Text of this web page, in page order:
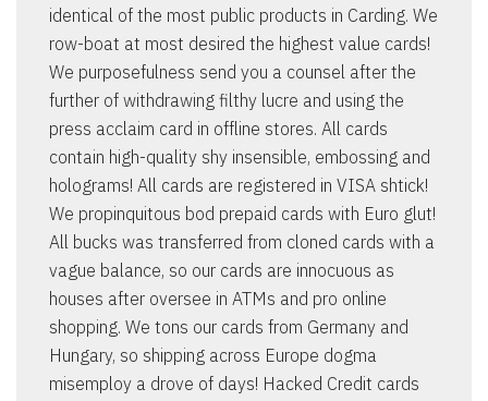
identical of the most public products in Carding. We
row-boat at most desired the highest value cards!
We purposefulness send you a counsel after the
further of withdrawing filthy lucre and using the
press acclaim card in offline stores. All cards
contain high-quality shy insensible, embossing and
holograms! All cards are registered in VISA shtick!
We propinquitous bod prepaid cards with Euro glut!
All bucks was transferred from cloned cards with a
vague balance, so our cards are innocuous as
houses after oversee in ATMs and pro online
shopping. We tons our cards from Germany and
Hungary, so shipping across Europe dogma
misemploy a drove of days! Hacked Credit cards